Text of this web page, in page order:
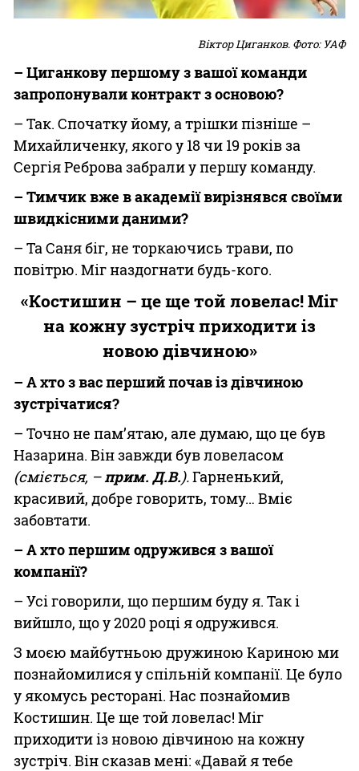
Віктор Циганков. Фото: УАФ
– Циганкову першому з вашої команди
запропонували контракт з основою?
– Так. Спочатку йому, а трішки пізніше –
Михайличенку, якого у 18 чи 19 років за
Сергія Реброва забрали у першу команду.
– Тимчик вже в академії вирізнявся своїми
швидкісними даними?
– Та Саня біг, не торкаючись трави, по
повітрю. Міг наздогнати будь-кого.
«Костишин – це ще той ловелас! Міг
на кожну зустріч приходити із
новою дівчиною»
– А хто з вас перший почав із дівчиною
зустрічатися?
– Точно не пам’ятаю, але думаю, що це був
Назарина. Він завжди був ловеласом
(сміється, –прим. Д.В.).Гарненький,
красивий, добре говорить, тому… Вміє
забовтати.
– А хто першим одружився з вашої
компанії?
– Усі говорили, що першим буду я. Так і
вийшло, що у 2020 році я одружився.
З моєю майбутньою дружиною Кариною ми
познайомилися у спільній компанії. Це було
у якомусь ресторані. Нас познайомив
Костишин. Це ще той ловелас! Міг
приходити із новою дівчиною на кожну
зустріч. Він сказав мені: «Давай я тебе